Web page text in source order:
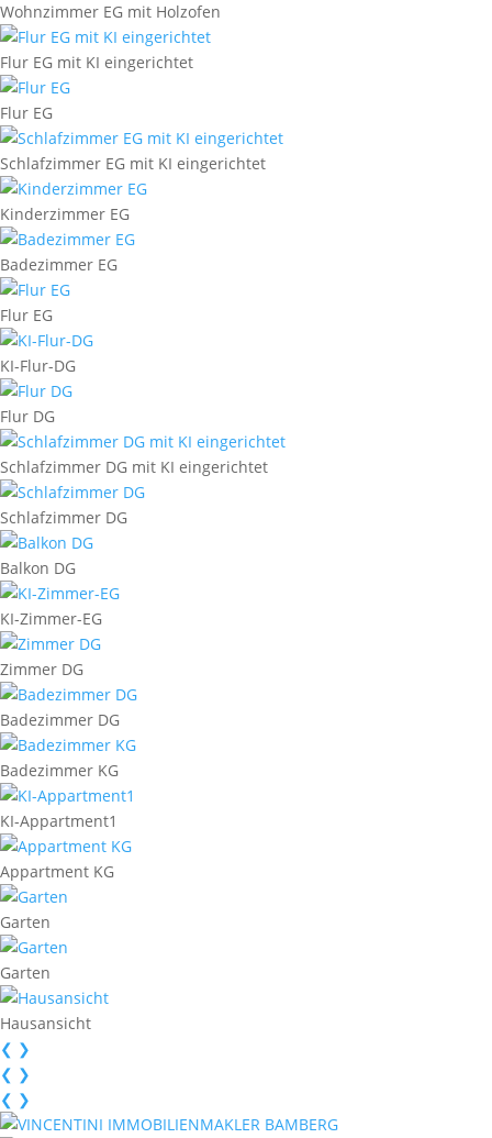
Wohnzimmer EG mit Holzofen
Flur EG mit KI eingerichtet
Flur EG
Schlafzimmer EG mit KI eingerichtet
Kinderzimmer EG
Badezimmer EG
Flur EG
KI-Flur-DG
Flur DG
Schlafzimmer DG mit KI eingerichtet
Schlafzimmer DG
Balkon DG
KI-Zimmer-EG
Zimmer DG
Badezimmer DG
Badezimmer KG
KI-Appartment1
Appartment KG
Garten
Garten
Hausansicht
❮ ❯
❮ ❯
❮ ❯